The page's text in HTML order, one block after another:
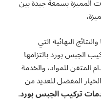
المميزة بسمعة جيدة بين
النهائية التي
الجبس بورد بالتزامها
المتقن للمواد، والخدمة
المفضل للعديد من
تركيب الجبس بورد.